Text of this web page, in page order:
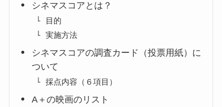
シネマスコアとは？
目的
実施方法
シネマスコアの調査カード（投票用紙）に
ついて
採点内容（６項目）
A＋の映画のリスト